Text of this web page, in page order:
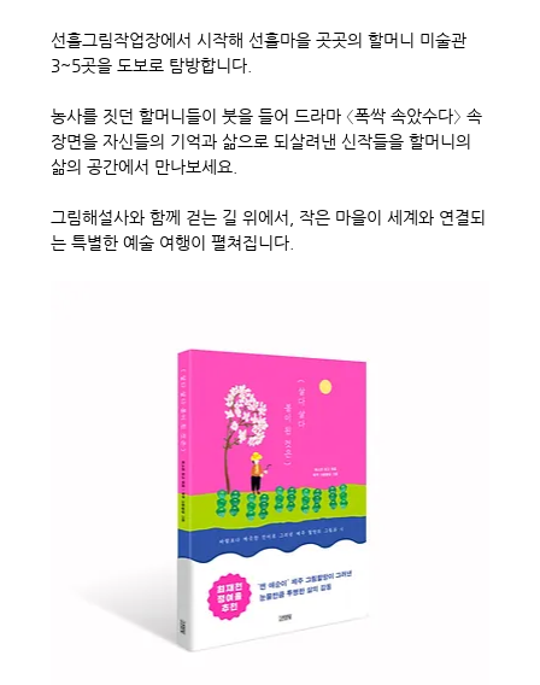
선흘그림작업장에서 시작해 선흘마을 곳곳의 할머니 미술관
3~5곳을 도보로 탐방합니다.
농사를 짓던 할머니들이 붓을 들어 드라마 〈폭싹 속았수다〉 속
장면을 자신들의 기억과 삶으로 되살려낸 신작들을 할머니의
삶의 공간에서 만나보세요.
그림해설사와 함께 걷는 길 위에서, 작은 마을이 세계와 연결되
는 특별한 예술 여행이 펼쳐집니다.